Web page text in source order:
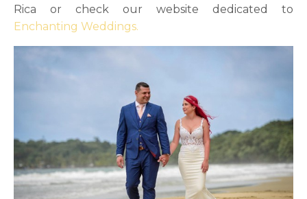
Rica or check our website dedicated to
Enchanting Weddings.